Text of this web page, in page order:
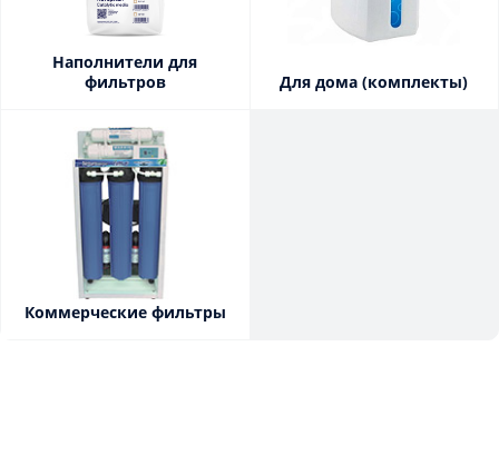
Наполнители для
фильтров
Для дома (комплекты)
Коммерческие фильтры